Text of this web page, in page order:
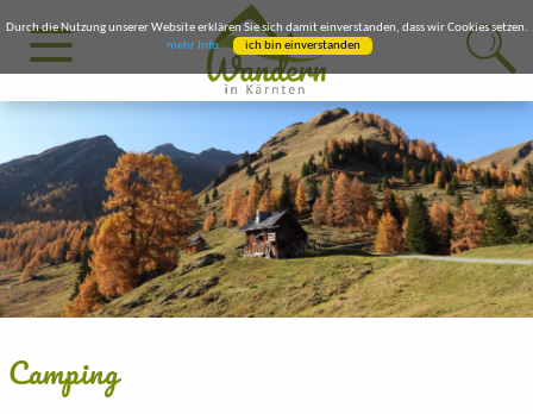
Durch die Nutzung unserer Website erklären Sie sich damit einverstanden, dass wir Cookies setzen.
mehr Info
ich bin einverstanden
Camping